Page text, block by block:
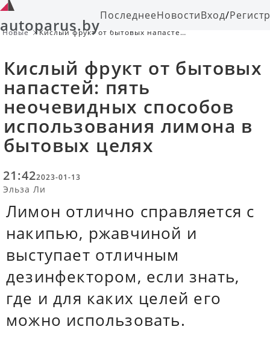
autoparus.byПоследнееНовостиВход/
Новые
Кислый фрукт от бытовых напастей:
целях
Кислый фрукт от бытовых
напастей: пять
неочевидных способов
использования лимона в
бытовых целях
21:422023-01-13
Эльза Ли
Лимон отлично справляется с
накипью, ржавчиной и
выступает отличным
дезинфектором, если знать,
где и для каких целей его
можно использовать.